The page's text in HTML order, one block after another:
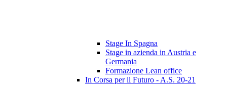
Stage In Spagna
Stage in azienda in Austria e
Germania
Formazione Lean office
In Corsa per il Futuro - A.S. 20-21